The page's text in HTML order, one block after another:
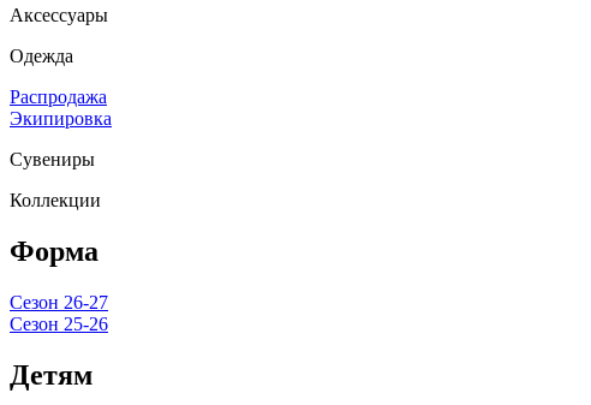
Аксессуары
Одежда
Распродажа
Экипировка
Сувениры
Коллекции
Форма
Сезон 26-27
Сезон 25-26
Детям